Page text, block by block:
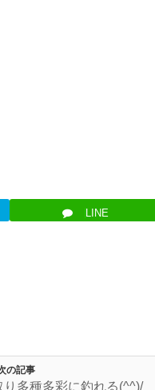
LINE
の記事
多種多彩に釣れる(^^)/